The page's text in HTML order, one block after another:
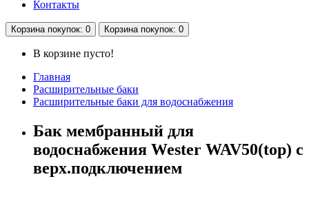
Контакты
Корзинапокупок: 0 Корзинапокупок: 0
В корзине пусто!
Главная
Расширительные баки
Расширительные баки для водоснабжения
Бак мембранный для
водоснабжения Wester WAV50(top) с
верх.подключением